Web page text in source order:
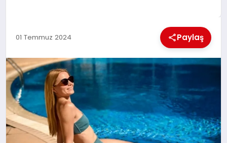
BESLENME
EĞITIM
EKONOMI
TEKNOLOJI
01 Temmuz 2024 Paylaş